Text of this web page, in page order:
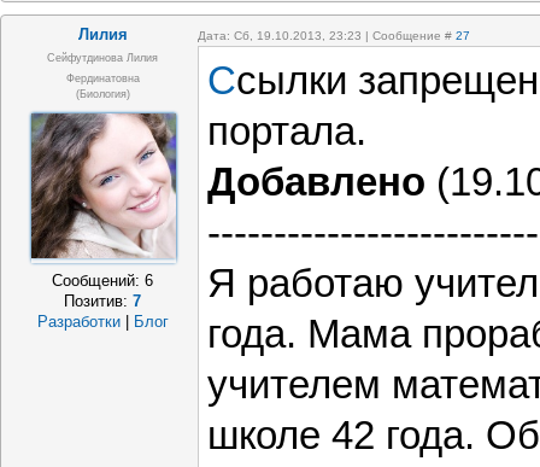
Лилия Дата: Сб, 19.10.2013, 23:23 | Сообщение # 27
Сейфутдинова Лилия
Фердинатовна
(биология)
Сообщений:6
Позитив:7
Разработки
Блог
Ссылки
портала.
Добавлено
Я работаю
года. Мама
учителем
школе 42 года.